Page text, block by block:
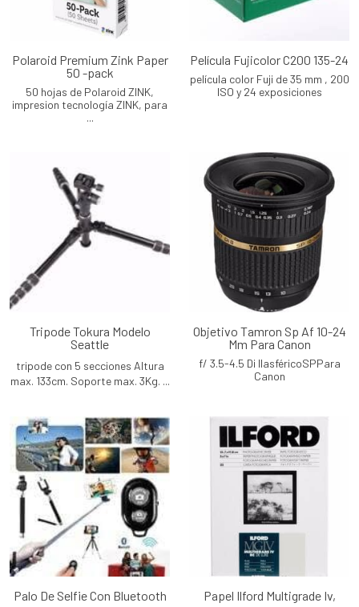
Polaroid Premium Zink Paper
50 -pack
50 hojas de Polaroid ZINK,
impresion tecnología ZINK, para
...
Película Fujicolor C200 135-24
película color Fuji de 35 mm , 200
ISO y 24 exposiciones
Tripode Tokura Modelo
Seattle
tripode con 5 secciones Altura
max. 133cm. Soporte max. 3Kg. ...
Objetivo Tamron Sp Af 10-24
Mm Para Canon
f/ 3.5-4.5 Di IIasféricoSPPara
Canon
Palo De Selfie Con Bluetooth Papel Ilford Multigrade Iv,